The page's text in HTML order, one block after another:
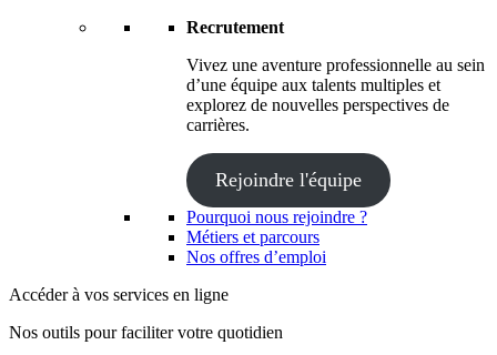
Recrutement
Vivez une aventure professionnelle au sein
d’une équipe aux talents multiples et
explorez de nouvelles perspectives de
carrières.
Rejoindre l'équipe
Pourquoi nous rejoindre ?
Métiers et parcours
Nos offres d’emploi
Accéder à vos services en ligne
Nos outils pour faciliter votre quotidien